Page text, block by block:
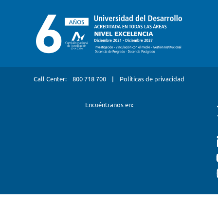
Call Center: 800 718 700 | Políticas de privacidad
Encuéntranos en: